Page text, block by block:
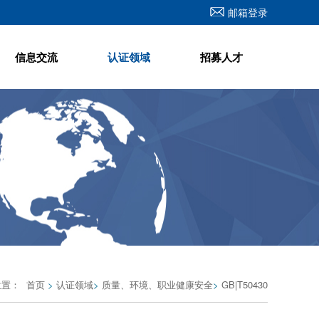
邮箱登录
信息交流 认证领域 招募人才
： 首页 > 认证领域> 质量、环境、职业健康安全> GB|T50430